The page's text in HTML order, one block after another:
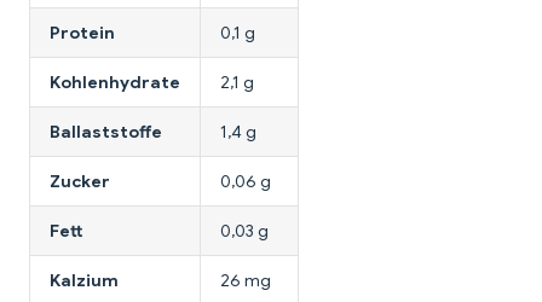
Protein 0,1 g
Kohlenhydrate 2,1 g
Ballaststoffe 1,4 g
Zucker 0,06 g
Fett 0,03 g
Kalzium 26 mg